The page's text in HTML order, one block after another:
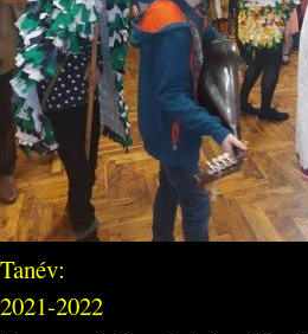
Tanév:
2021-2022